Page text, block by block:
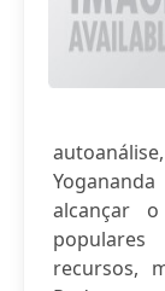
alcançar
recursos,